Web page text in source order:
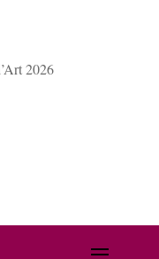
2026